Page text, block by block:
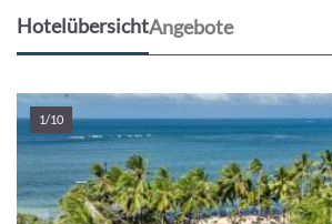
HotelübersichtAngebote
1/10